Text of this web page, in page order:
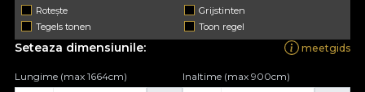
Rotește
Grijstinten
Tegels tonen
Toon regel
Seteaza dimensiunile: meetgids
Lungime (max 1664cm) Inaltime (max 900cm)